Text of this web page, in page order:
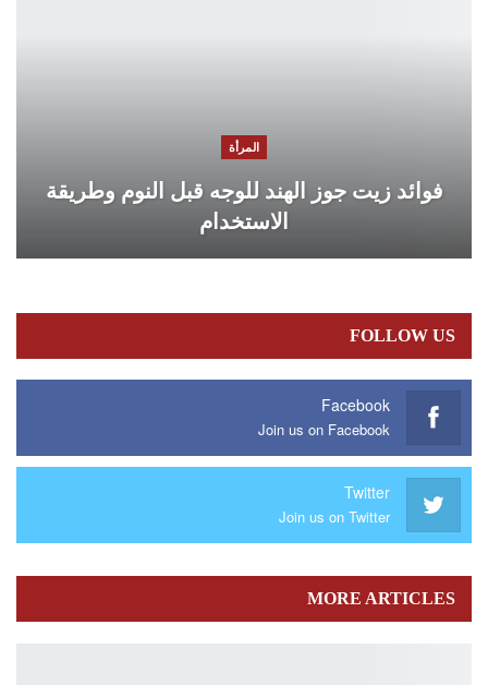
المرأة
فوائد زيت جوز الهند للوجه قبل النوم وطريقة
الاستخدام
FOLLOW US
Facebook
Join us on Facebook
Twitter
Join us on Twitter
MORE ARTICLES